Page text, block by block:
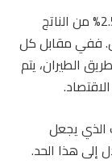
ويساهم قطاع الطيران في المنطقة بحوالي 2.5% من الناتج
فرص العمل. ففي مقابل كل
الطيران، يتم
الذي يجعل
إلى هذا الحد.